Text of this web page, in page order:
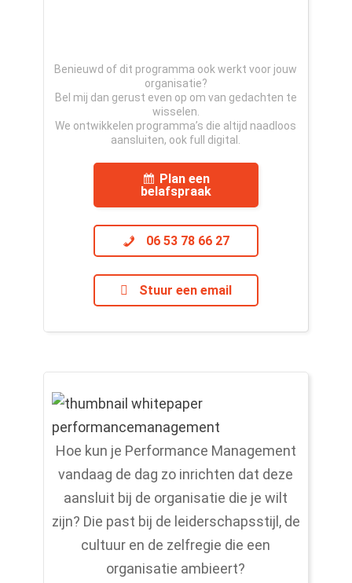
Benieuwd of dit programma ook werkt voor jouw
organisatie?
Bel mij dan gerust even op om van gedachten te
wisselen.
We ontwikkelen programma’s die altijd naadloos
aansluiten, ook full digital.
Plan een
belafspraak
06 53 78 66 27
Stuur een email
Hoe kun je Performance Management
vandaag de dag zo inrichten dat deze
aansluit bij de organisatie die je wilt
zijn? Die past bij de leiderschapsstijl, de
cultuur en de zelfregie die een
organisatie ambieert?